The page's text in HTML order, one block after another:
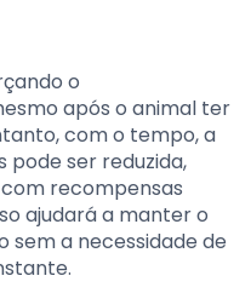
o
após o animal ter
com o tempo, a
pode ser reduzida,
recompensas
ajudará a manter o
a necessidade de